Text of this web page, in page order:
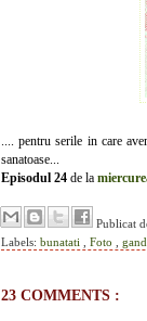
.... pentru serile in care
sanatoase...
Episodul 24 de la
Publicat
Labels: bunatati Foto
23 COMMENTS :